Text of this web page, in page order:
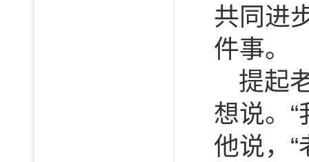
共同进
件事。
提起
想说。
他说，